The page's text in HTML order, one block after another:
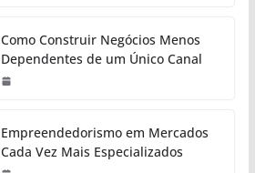
Como Construir Negócios Menos
Dependentes de um Único Canal
Empreendedorismo em Mercados
Cada Vez Mais Especializados